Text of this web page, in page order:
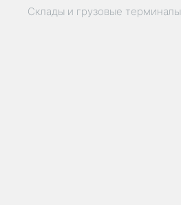
Склады и грузовые терминалы